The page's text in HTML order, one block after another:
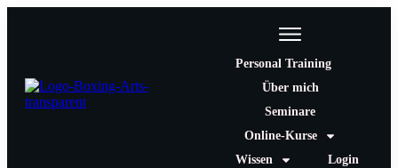
Personal Training
Über mich
Seminare
Online-Kurse
Wissen
Login